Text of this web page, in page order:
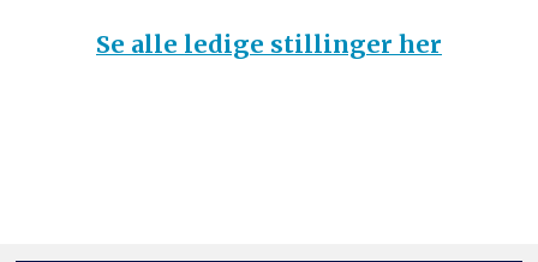
Se alle ledige stillinger her